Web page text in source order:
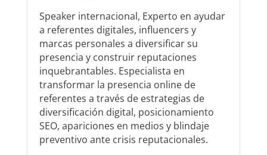
Speaker internacional, Experto en ayudar
a referentes digitales, influencers y
marcas personales a diversificar su
presencia y construir reputaciones
inquebrantables. Especialista en
transformar la presencia online de
referentes a través de estrategias de
diversificación digital, posicionamiento
SEO, apariciones en medios y blindaje
preventivo ante crisis reputacionales.